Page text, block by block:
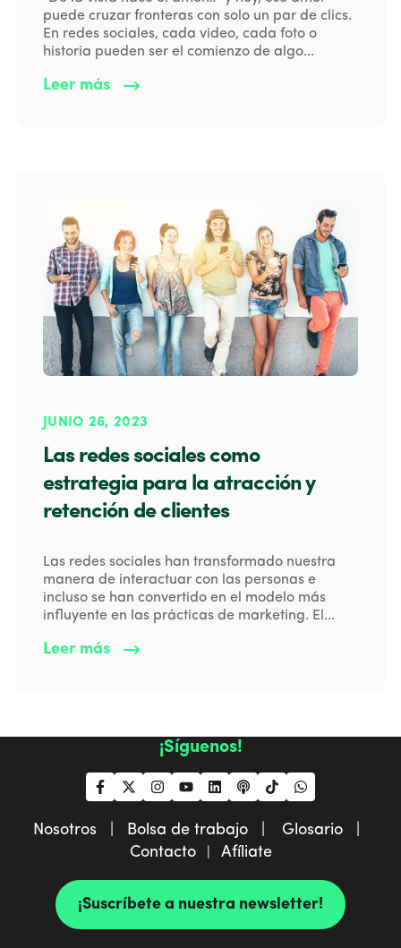
puede cruzar fronteras con solo un par de clics.
En redes sociales, cada video, cada foto o
historia pueden ser el comienzo de algo...
Leer más
JUNIO 26, 2023
Las redes sociales como
estrategia para la atracción y
retención de clientes
Las redes sociales han transformado nuestra
manera de interactuar con las personas e
incluso se han convertido en el modelo más
influyente en las prácticas de marketing. El...
Leer más
¡Síguenos!
Nosotros | Bolsa de trabajo |
Glosario |
Contacto| Afíliate
¡Suscríbete a nuestra newsletter!